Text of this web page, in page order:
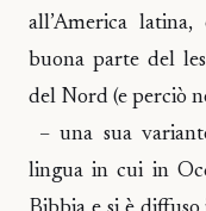
all’America
buona parte del
del Nord (e perciò
– una sua
lingua in cui in